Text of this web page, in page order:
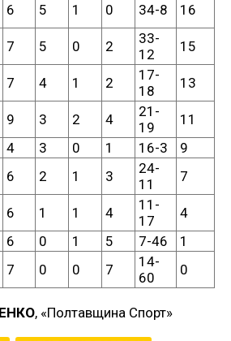
6 5 1 0 34-8 16
7 5 0 2
33-
12
15
7 4 1 2
17-
18
13
9 3 2 4
21-
19
11
4 3 0 1 16-3
9
6 2 1 3
24-
11
7
6 1 1 4
11-
17
4
6 0 1 5 7-46
1
7 0 0 7
14-
60
0
, «Полтавщина Спорт»